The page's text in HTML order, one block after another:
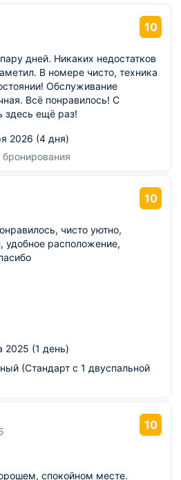
10
дней. Никаких недостатков
В номере чисто, техника
Обслуживание
Всё понравилось! С
здесь ещё раз!
2026 (4 дня)
10
чисто уютно,
удобное расположение,
2025 (1 день)
(Стандарт с 1 двуспальной
10
спокойном месте.